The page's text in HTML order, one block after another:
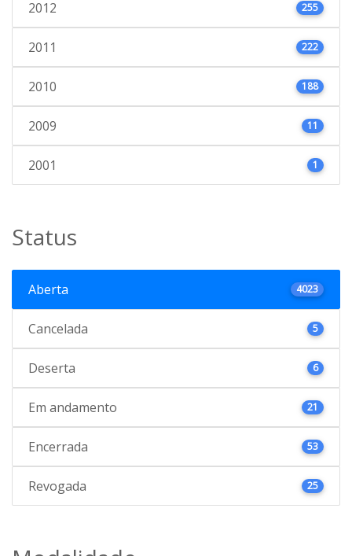
2012 255
2011 222
2010 188
2009 11
2001 1
Status
Aberta 4023
Cancelada 5
Deserta 6
Em andamento 21
Encerrada 53
Revogada 25